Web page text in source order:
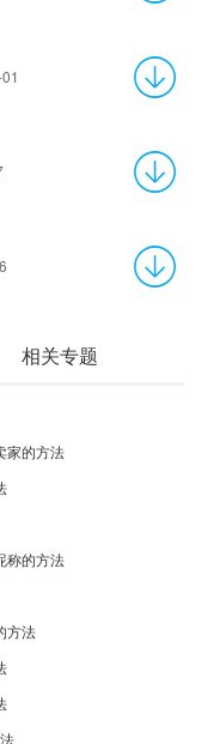
相关专题
家的方法
称的方法
方法